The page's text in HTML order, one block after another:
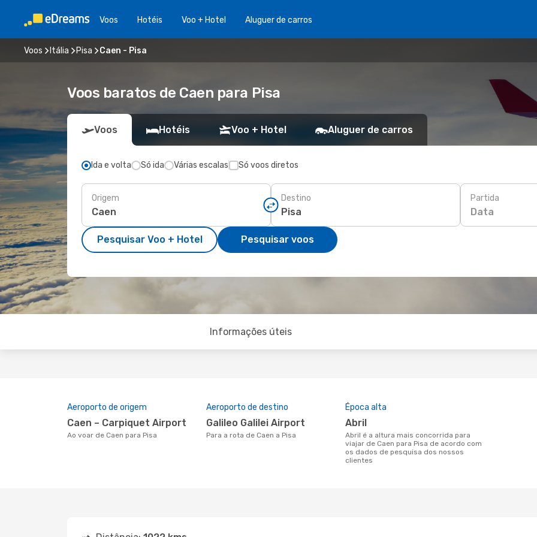
Voos Hotéis Voo + Hotel Aluguer de carros
Voos Itália Pisa Caen - Pisa
Voos baratos de Caen para Pisa
Voos Hotéis Voo + Hotel Aluguer de carros
Ida e volta Só ida Várias escalas Só voos diretos
Origem Destino Partida
Data
Pesquisar Voo + Hotel Pesquisar voos
Informações úteis
Aeroporto de origem
Caen – Carpiquet Airport
Ao voar de Caen para Pisa
Aeroporto de destino
Galileo Galilei Airport
Para a rota de Caen a Pisa
Época alta
abril
abril é a altura mais concorrida para
viajar de Caen para Pisa de acordo com
os dados de pesquisa dos nossos
clientes